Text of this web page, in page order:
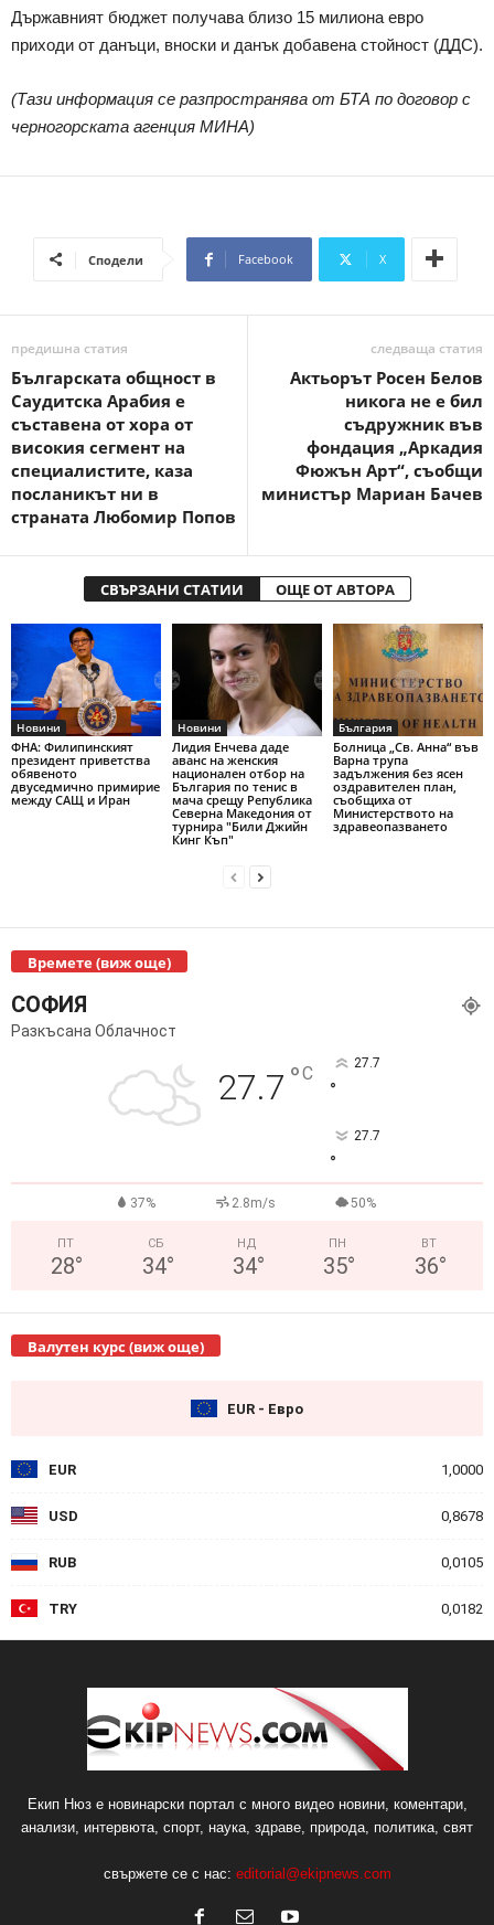
Държавният бюджет получава близо 15 милиона евро
приходи от данъци, вноски и данък добавена стойност (ДДС).
(Тази информация се разпространява от БТА по договор с
черногорската агенция МИНА)
Сподели Facebook X
предишна статия
Българската общност в
Саудитска Арабия е
съставена от хора от
високия сегмент на
специалистите, каза
посланикът ни в
страната Любомир Попов
следваща статия
Актьорът Росен Белов
никога не е бил
съдружник във
фондация „Аркадия
Фюжън Арт“, съобщи
министър Мариан Бачев
СВЪРЗАНИ СТАТИИ ОЩЕ ОТ АВТОРА
Новини
ФНА: Филипинският
президент приветства
обявеното
двуседмично примирие
между САЩ и Иран
Новини
Лидия Енчева даде
аванс на женския
национален отбор на
България по тенис в
мача срещу Република
Северна Македония от
турнира "Били Джийн
Кинг Къп"
България
Болница „Св. Анна“ във
Варна трупа
задължения без ясен
оздравителен план,
съобщиха от
Министерството на
здравеопазването
Времете (виж още)
СОФИЯ
Разкъсана Облачност
27.7 °C 27.7
°
27.7
°
37% 2.8m/s 50%
ПТ
28°
СБ
34°
НД
34°
ПН
35°
ВТ
36°
Валутен курс (виж още)
EUR - Евро
EUR 1,0000
USD 0,8678
RUB 0,0105
TRY 0,0182
Екип Нюз е новинарски портал с много видео новини, коментари,
анализи, интервюта, спорт, наука, здраве, природа, политика, свят
свържете се с нас: editorial@ekipnews.com